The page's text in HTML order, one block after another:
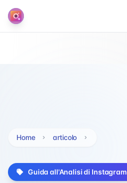
Home articolo
Guida all'Analisi di Instagram